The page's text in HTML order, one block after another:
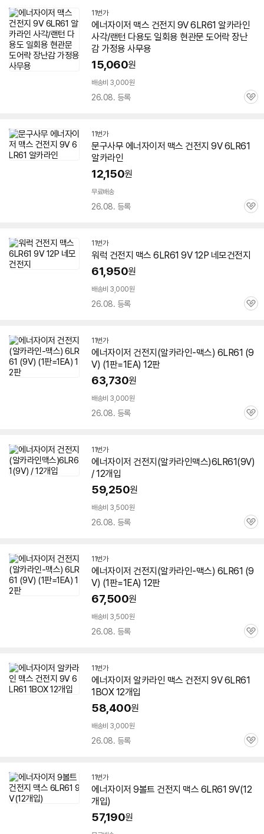
11번가
에너자이저 맥스 건전지 9V6LR61 알카라인
사각/랜턴 다용도 일회용 현관문 도어락 장난
감 가정용 사무용
15,060원
배송비 3,000원
26.08. 등록
관
11번가
문구사무 에너자이저 맥스 건전지 9V6LR61
알카라인
12,150원
무료배송
26.08. 등록
관
11번가
워럭 건전지 맥스 6LR61 9V 12P 네모건전지
61,950원
배송비 3,000원
26.08. 등록
관
11번가
에너자이저 건전지(알카라인-맥스) 6LR61 (9
V) (1판=1EA) 12판
63,730원
배송비 3,000원
26.08. 등록
관
11번가
에너자이저 건전지(알카라인맥스)6LR61(9V)
/ 12개입
59,250원
배송비 3,500원
26.08. 등록
관
11번가
에너자이저 건전지(알카라인-맥스) 6LR61 (9
V) (1판=1EA) 12판
67,500원
배송비 3,500원
26.08. 등록
관
11번가
에너자이저 알카라인 맥스 건전지 9V6LR61
1BOX 12개입
58,400원
배송비 3,000원
26.08. 등록
관
11번가
에너자이저 9볼트 건전지 맥스 6LR61 9V(12
개입)
57,190원